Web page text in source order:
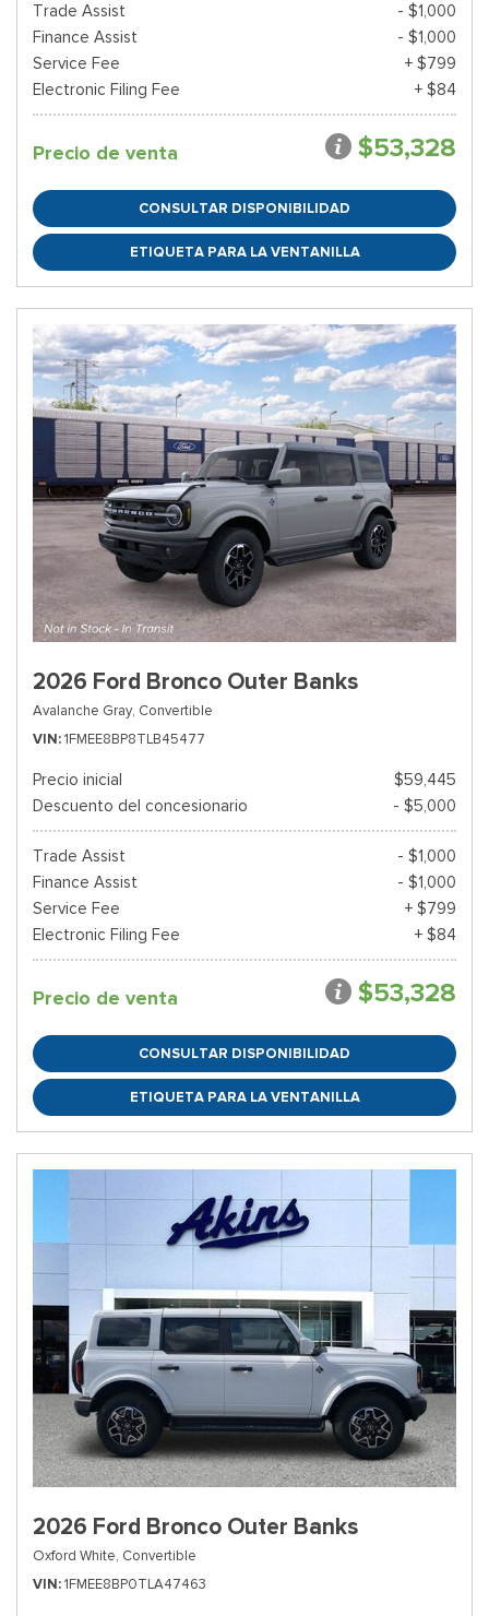
Trade Assist
- $1,000
Finance Assist
- $1,000
Service Fee
+ $799
Electronic Filing Fee
+ $84
Precio de venta $53,328
CONSULTAR DISPONIBILIDAD
ETIQUETA PARA LA VENTANILLA
2026 Ford Bronco Outer Banks
Avalanche Gray, Convertible
VIN 1FMEE8BP8TLB45477
Precio inicial
$59,445
Descuento del concesionario
- $5,000
Trade Assist
- $1,000
Finance Assist
- $1,000
Service Fee
+ $799
Electronic Filing Fee
+ $84
Precio de venta $53,328
CONSULTAR DISPONIBILIDAD
ETIQUETA PARA LA VENTANILLA
2026 Ford Bronco Outer Banks
Oxford White, Convertible
VIN 1FMEE8BP0TLA47463